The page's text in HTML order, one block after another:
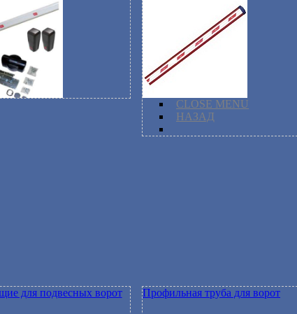
CLOSE MENU
НАЗАД
для подвесных ворот Профильная труба для ворот